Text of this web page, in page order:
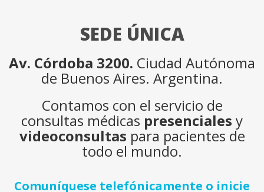
SEDE ÚNICA
Av. Córdoba 3200. Ciudad Autónoma
de Buenos Aires. Argentina.
Contamos con el servicio de
consultas médicas presenciales y
videoconsultas para pacientes de
todo el mundo.
Comuníquese telefónicamente o inicie